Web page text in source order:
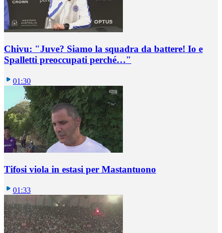
Chivu: "Juve? Siamo la squadra da battere! Io e
Spalletti preoccupati perché…"
01:30
Tifosi viola in estasi per Mastantuono
01:33